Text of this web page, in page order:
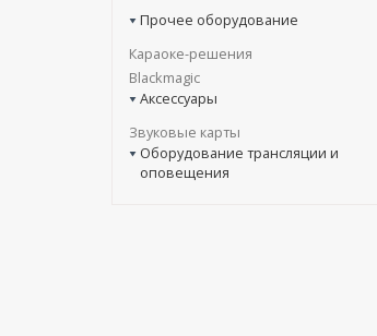
Прочее оборудование
Караоке-решения
Blackmagic
Аксессуары
Звуковые карты
Оборудование трансляции и
оповещения